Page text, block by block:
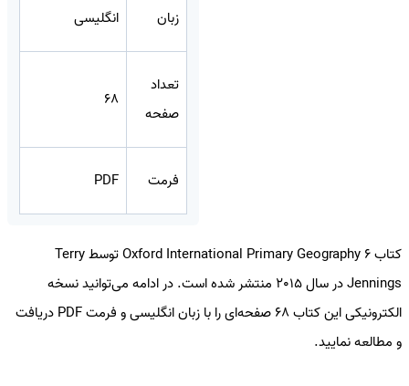
زبان انگلیسی
تعداد
صفحه
68
فرمت PDF
کتاب Oxford International Primary Geography 6 توسط Terry
Jennings در سال 2015 منتشر شده است. در ادامه می‌توانید نسخه
الکترونیکی این کتاب 68 صفحه‌ای را با زبان انگلیسی و فرمت PDF دریافت
و مطالعه نمایید.